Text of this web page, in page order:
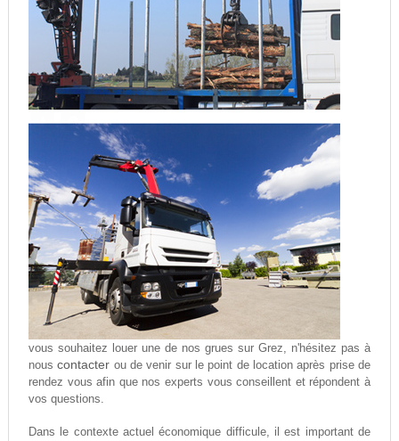
vous souhaitez louer une de nos grues sur Grez, n'hésitez pas à
nouscontacter ou de venir sur le point de location après prise de
rendez vous afin que nos experts vous conseillent et répondent à
vos questions.
Dans le contexte actuel économique difficule, il est important de